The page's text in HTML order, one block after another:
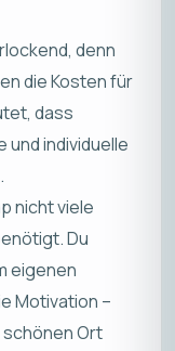
denn
die Kosten für
dass
individuelle
nicht viele
Du
eigenen
Motivation –
schönen Ort